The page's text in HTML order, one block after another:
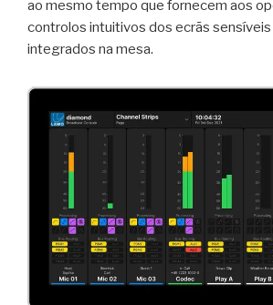
ao mesmo tempo que fornecem aos
controlos intuitivos dos ecrãs
integrados na mesa.